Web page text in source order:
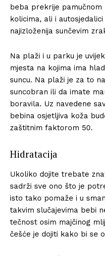
beba prekrije
kolicima, ali i
najizloženija sunčevim
Na plaži i u parku je
mjesta na kojima ima
suncu. Na plaži je za to
suncobran ili da imate
boravila. Uz navedene
bebina osjetljiva koža
zaštitnim faktorom 50.
Hidratacija
Ukoliko dojite trebate
sadrži sve ono što je
isto tako pomaže i u
takvim slučajevima bebi
tečnost osim majčinog
češće je dojiti kako bi se